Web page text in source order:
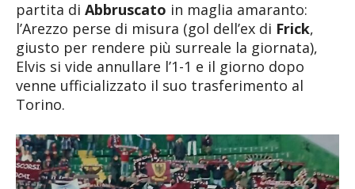
partita di Abbruscato in maglia amaranto:
l’Arezzo perse di misura (gol dell’ex di Frick,
giusto per rendere più surreale la giornata),
Elvis si vide annullare l’1-1 e il giorno dopo
venne ufficializzato il suo trasferimento al
Torino.